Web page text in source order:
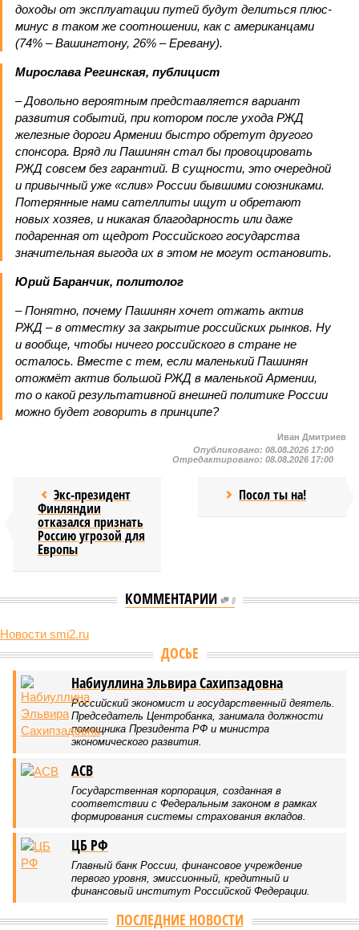
доходы от эксплуатации путей будут делиться плюс-
минус в таком же соотношении, как с американцами
(74% – Вашингтону, 26% – Еревану).
Мирослава Регинская, публицист
– Довольно вероятным представляется вариант
развития событий, при котором после ухода РЖД
железные дороги Армении быстро обретут другого
спонсора. Вряд ли Пашинян стал бы провоцировать
РЖД совсем без гарантий. В сущности, это очередной
и привычный уже «слив» России бывшими союзниками.
Потерянные нами сателлиты ищут и обретают
новых хозяев, и никакая благодарность или даже
подаренная от щедрот Российского государства
значительная выгода их в этом не могут остановить.
Юрий Баранчик, политолог
– Понятно, почему Пашинян хочет отжать актив
РЖД – в отместку за закрытие российских рынков. Ну
и вообще, чтобы ничего российского в стране не
осталось. Вместе с тем, если маленький Пашинян
отожмёт актив большой РЖД в маленькой Армении,
то о какой результативной внешней политике России
можно будет говорить в принципе?
Иван Дмитриев
Опубликовано: 08.08.2026 17:00
Отредактировано: 08.08.2026 17:00
Экс-президент
Финляндии
отказался признать
Россию угрозой для
Европы
Посол ты на!
КОММЕНТАРИИ 0
Новости smi2.ru
ДОСЬЕ
Набиуллина Эльвира Сахипзадовна
Российский экономист и государственный деятель.
Председатель Центробанка, занимала должности
помощника Президента РФ и министра
экономического развития.
АСВ
Государственная корпорация, созданная в
соответствии с Федеральным законом в рамках
формирования системы страхования вкладов.
ЦБ РФ
Главный банк России, финансовое учреждение
первого уровня, эмиссионный, кредитный и
финансовый институт Российской Федерации.
ПОСЛЕДНИЕ НОВОСТИ